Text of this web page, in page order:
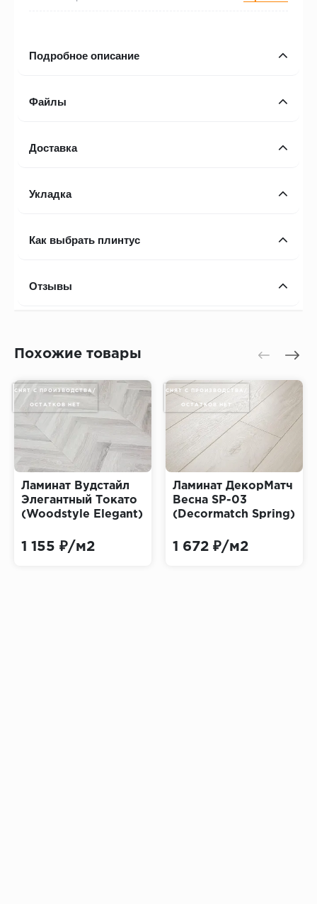
Подробное описание
Файлы
Доставка
Укладка
Как выбрать плинтус
Отзывы
Похожие товары
СНЯТ С ПРОИЗВОДСТВА/
ОСТАТКОВ НЕТ
Ламинат Вудстайл
Элегантный Токато
(Woodstyle Elegant)
1 155 ₽/м2
СНЯТ С ПРОИЗВОДСТВА/
ОСТАТКОВ НЕТ
Ламинат ДекорМатч
Весна SP-03
(Decormatch Spring)
1 672 ₽/м2